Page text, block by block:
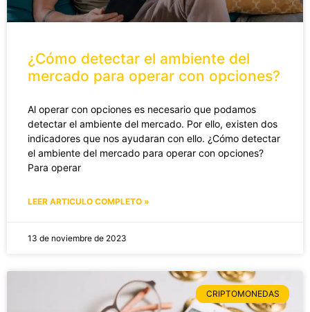
¿Cómo detectar el ambiente del
mercado para operar con opciones?
Al operar con opciones es necesario que podamos
detectar el ambiente del mercado. Por ello, existen dos
indicadores que nos ayudaran con ello. ¿Cómo detectar
el ambiente del mercado para operar con opciones?
Para operar
LEER ARTICULO COMPLETO »
13 de noviembre de 2023
CRIPTOMONEDAS